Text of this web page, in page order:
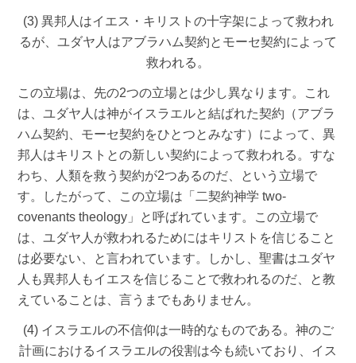
(3) 異邦人はイエス・キリストの十字架によって救われ
るが、ユダヤ人はアブラハム契約とモーセ契約によって
救われる。
この立場は、先の2つの立場とは少し異なります。これ
は、ユダヤ人は神がイスラエルと結ばれた契約（アブラ
ハム契約、モーセ契約をひとつとみなす）によって、異
邦人はキリストとの新しい契約によって救われる。すな
わち、人類を救う契約が2つあるのだ、という立場で
す。したがって、この立場は「二契約神学 two-
covenants theology」と呼ばれています。この立場で
は、ユダヤ人が救われるためにはキリストを信じること
は必要ない、と言われています。しかし、聖書はユダヤ
人も異邦人もイエスを信じることで救われるのだ、と教
えていることは、言うまでもありません。
(4) イスラエルの不信仰は一時的なものである。神のご
計画におけるイスラエルの役割は今も続いており、イス